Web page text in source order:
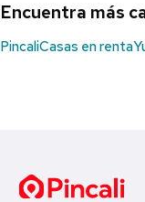
Encuentra más
PincaliCasas en renta